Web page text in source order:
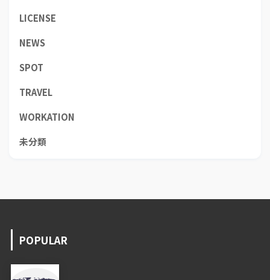
LICENSE
NEWS
SPOT
TRAVEL
WORKATION
未分類
POPULAR